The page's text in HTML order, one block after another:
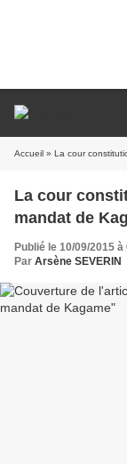
Accueil » La cour
La cour
mandat de
Publié le 10/09/2015 à
Par Arsène SEVERIN